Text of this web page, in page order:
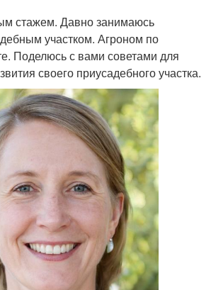
стажем. Давно занимаюсь
участком. Агроном по
Поделюсь с вами советами для
своего приусадебного участка.